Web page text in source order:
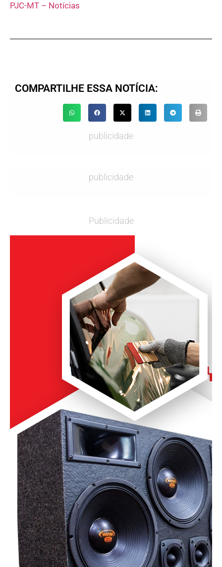
PJC-MT – Notícias
COMPARTILHE ESSA NOTÍCIA:
publicidade
publicidade
Publicidade